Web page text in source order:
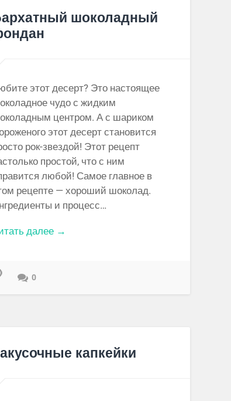
шоколадный
этот десерт? Это настоящее
чудо с жидким
центром. А с шариком
этот десерт становится
рок-звездой! Этот рецепт
простой, что с ним
любой! Самое главное в
рецепте — хороший шоколад.
и процесс…
далее →
0
капкейки